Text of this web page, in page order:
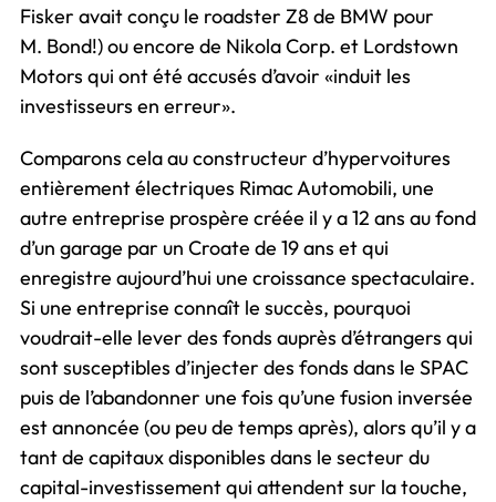
Fisker avait conçu le roadster Z8 de BMW pour
M. Bond!) ou encore de Nikola Corp. et Lordstown
Motors qui ont été accusés d’avoir «induit les
investisseurs en erreur».
Comparons cela au constructeur d’hypervoitures
entièrement électriques Rimac Automobili, une
autre entreprise prospère créée il y a 12 ans au fond
d’un garage par un Croate de 19 ans et qui
enregistre aujourd’hui une croissance spectaculaire.
Si une entreprise connaît le succès, pourquoi
voudrait-elle lever des fonds auprès d’étrangers qui
sont susceptibles d’injecter des fonds dans le SPAC
puis de l’abandonner une fois qu’une fusion inversée
est annoncée (ou peu de temps après), alors qu’il y a
tant de capitaux disponibles dans le secteur du
capital-investissement qui attendent sur la touche,